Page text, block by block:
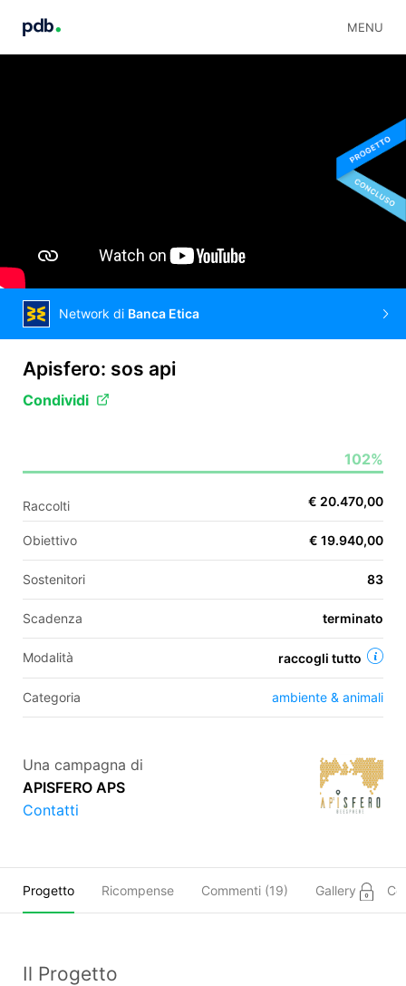
MENU
IT
EN
FR
ES
Network di Banca Etica
Apisfero: sos api
Condividi
102%
Raccolti € 20.470,00
Obiettivo € 19.940,00
Sostenitori 83
Scadenza terminato
Modalità raccogli tutto
Categoria ambiente & animali
Una campagna di
APISFERO APS
Contatti
Progetto Ricompense Commenti (19) Gallery
Il Progetto